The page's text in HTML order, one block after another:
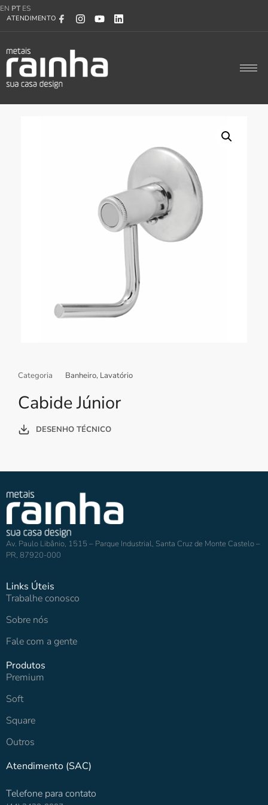
EN PT ES
ATENDIMENTO
Categoria Banheiro, Lavatório
Cabide Júnior
DESENHO TÉCNICO
Av. Paulo Libânio, 1515 – Parque Industrial, Santa Cruz de Monte Castelo –
PR, 87920-000
Links Úteis
Trabalhe conosco
Sobre nós
Fale com a gente
Produtos
Premium
Soft
Square
Outros
Atendimento (SAC)
Telefone para contato